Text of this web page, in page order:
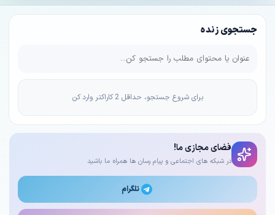
جستجوی زنده
برای شروع جستجو، حداقل 2 کاراکتر وارد کن
فضای مجازی ما!
در شبکه های اجتماعی و پیام رسان ها همراه ما باشید
تلگرام